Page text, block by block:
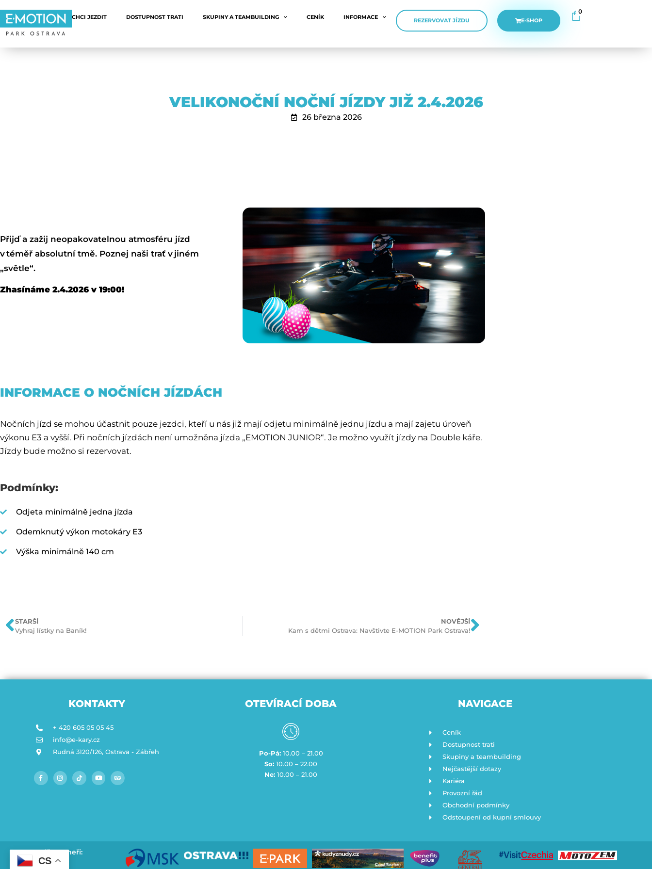
CHCI JEZDIT DOSTUPNOST TRATI SKUPINY A TEAMBUILDING CENÍK INFORMACE REZERVOVAT JÍZDU E-SHOP
0
VELIKONOČNÍ NOČNÍ JÍZDY JIŽ 2.4.2026
26 března 2026
Přijď a zažij neopakovatelnou atmosféru jízd
v téměř absolutní tmě. Poznej naši trať v jiném
„světle“.
Zhasínáme 2.4.2026 v 19:00!
INFORMACE O NOČNÍCH JÍZDÁCH
Nočních jízd se mohou účastnit pouze jezdci, kteří u nás již mají odjetu minimálně jednu jízdu a mají zajetu úroveň
výkonu E3 a vyšší. Při nočních jízdách není umožněna jízda „EMOTION JUNIOR“. Je možno využít jízdy na Double káře.
Jízdy bude možno si rezervovat.
Podmínky:
Odjeta minimálně jedna jízda
Odemknutý výkon motokáry E3
Výška minimálně 140 cm
STARŠÍ
Vyhraj lístky na Baník!
NOVĚJŠÍ
Kam s dětmi Ostrava: Navštivte E-MOTION Park Ostrava!
KONTAKTY
+ 420 605 05 05 45
info@e-kary.cz
Rudná 3120/126, Ostrava - Zábřeh
OTEVÍRACÍ DOBA
Po-Pá:10.00 – 21.00
So: 10.00 – 22.00
Ne: 10.00 – 21.00
NAVIGACE
Ceník
Dostupnost trati
Skupiny a teambuilding
Nejčastější dotazy
Kariéra
Provozní řád
Obchodní podmínky
Odstoupení od kupní smlouvy
Naši partneři:
CS